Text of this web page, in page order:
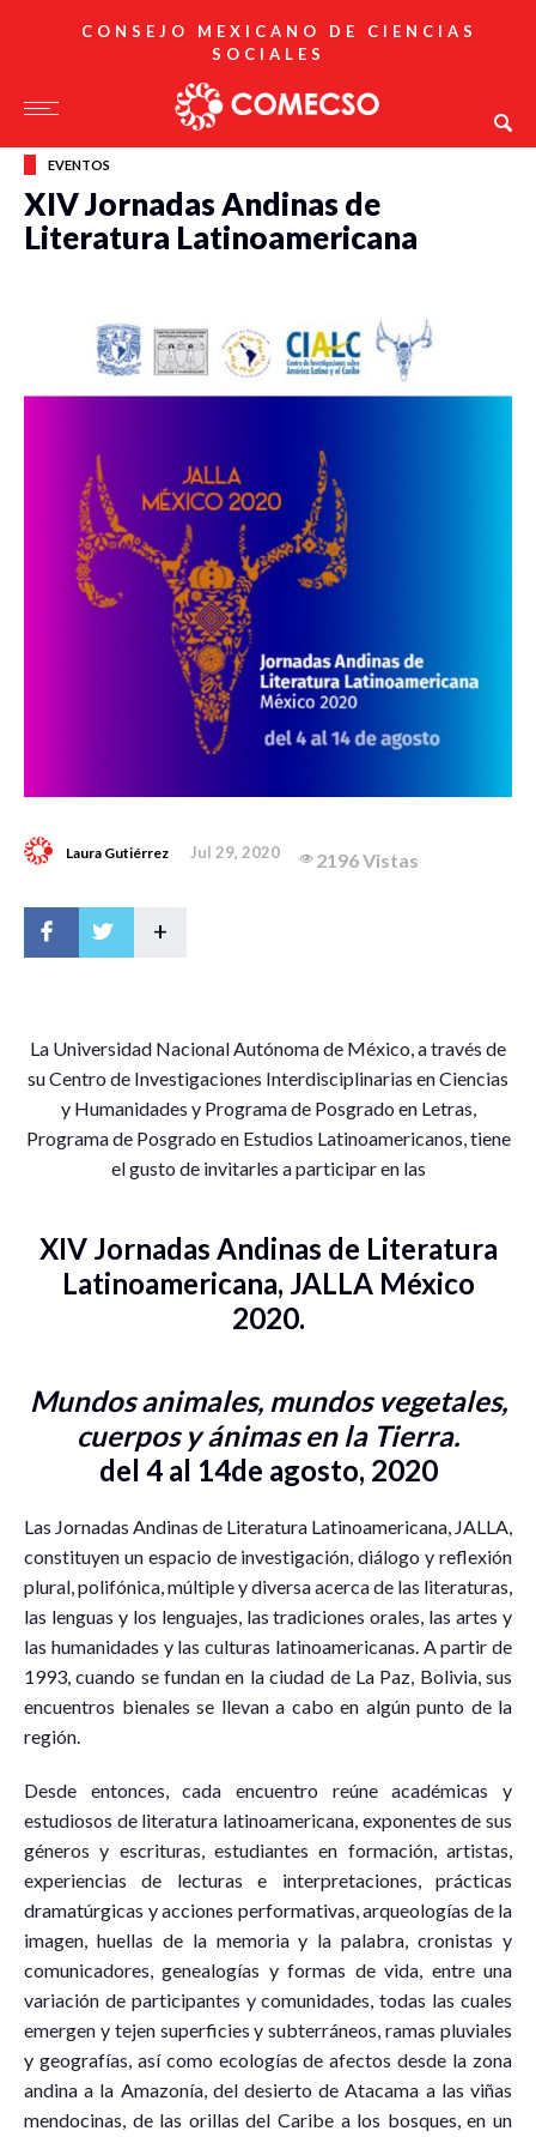
CONSEJO MEXICANO DE CIENCIAS
SOCIALES
EVENTOS
XIV Jornadas Andinas de
Literatura Latinoamericana
Laura Gutiérrez Jul 29, 2020 2196 Vistas
+
La Universidad Nacional Autónoma de México, a través de
su Centro de Investigaciones Interdisciplinarias en Ciencias
y Humanidades y Programa de Posgrado en Letras,
Programa de Posgrado en Estudios Latinoamericanos, tiene
el gusto de invitarles a participar en las
XIV Jornadas Andinas de Literatura
Latinoamericana, JALLA México
2020.
Mundos animales, mundos vegetales,
cuerpos y ánimas en la Tierra.
del 4 al 14de agosto, 2020
Las Jornadas Andinas de Literatura Latinoamericana, JALLA,
constituyen un espacio de investigación, diálogo y reflexión
plural, polifónica, múltiple y diversa acerca de las literaturas,
las lenguas y los lenguajes, las tradiciones orales, las artes y
las humanidades y las culturas latinoamericanas. A partir de
1993, cuando se fundan en la ciudad de La Paz, Bolivia, sus
encuentros bienales se llevan a cabo en algún punto de la
región.
Desde entonces, cada encuentro reúne académicas y
estudiosos de literatura latinoamericana, exponentes de sus
géneros y escrituras, estudiantes en formación, artistas,
experiencias de lecturas e interpretaciones, prácticas
dramatúrgicas y acciones performativas, arqueologías de la
imagen, huellas de la memoria y la palabra, cronistas y
comunicadores, genealogías y formas de vida, entre una
variación de participantes y comunidades, todas las cuales
emergen y tejen superficies y subterráneos, ramas pluviales
y geografías, así como ecologías de afectos desde la zona
andina a la Amazonía, del desierto de Atacama a las viñas
mendocinas, de las orillas del Caribe a los bosques, en un